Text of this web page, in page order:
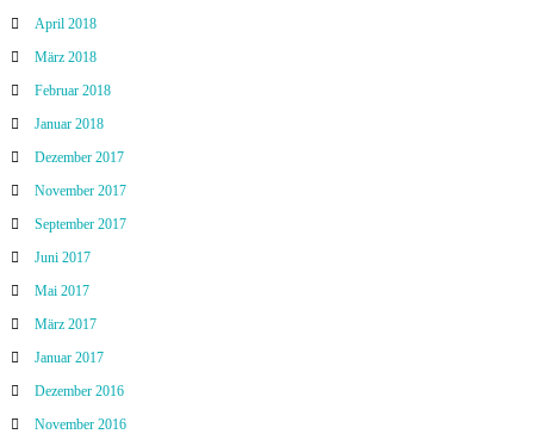
April 2018
März 2018
Februar 2018
Januar 2018
Dezember 2017
November 2017
September 2017
Juni 2017
Mai 2017
März 2017
Januar 2017
Dezember 2016
November 2016